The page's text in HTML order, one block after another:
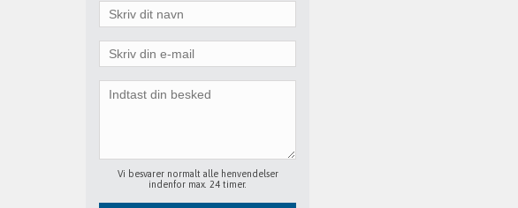
Vi besvarer normalt alle henvendelser
indenfor max. 24 timer.